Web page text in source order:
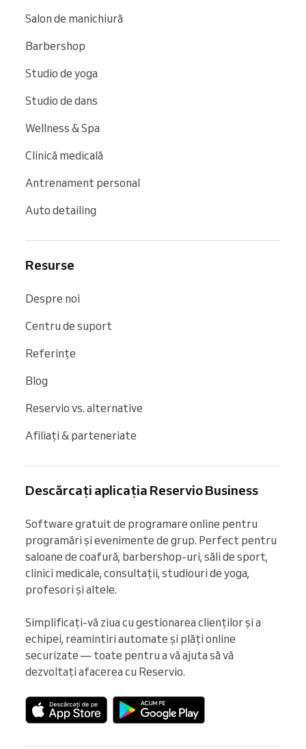
Salon de manichiură
Barbershop
Studio de yoga
Studio de dans
Wellness & Spa
Clinică medicală
Antrenament personal
Auto detailing
Resurse
Despre noi
Centru de suport
Referințe
Blog
Reservio vs. alternative
Afiliați & parteneriate
Descărcați aplicația Reservio Business
Software gratuit de programare online pentru
programări și evenimente de grup. Perfect pentru
saloane de coafură, barbershop-uri, săli de sport,
clinici medicale, consultații, studiouri de yoga,
profesori și altele.
Simplificați-vă ziua cu gestionarea clienților și a
echipei, reamintiri automate și plăți online
securizate — toate pentru a vă ajuta să vă
dezvoltați afacerea cu Reservio.